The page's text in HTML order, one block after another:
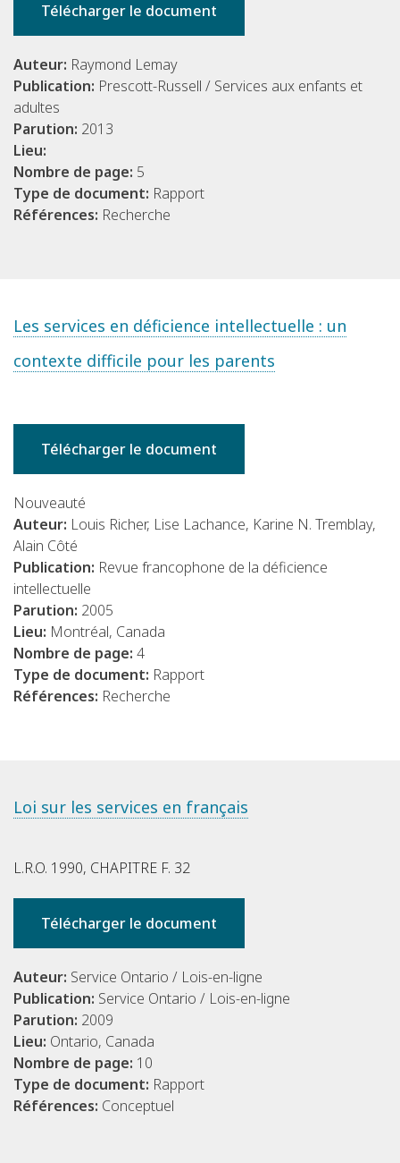
Télécharger le document
Auteur: Raymond Lemay
Publication: Prescott-Russell / Services aux enfants et
adultes
Parution: 2013
Lieu:
Nombre de page: 5
Type de document: Rapport
Références: Recherche
Les services en déficience intellectuelle : un
contexte difficile pour les parents
Télécharger le document
Nouveauté
Auteur: Louis Richer, Lise Lachance, Karine N. Tremblay,
Alain Côté
Publication: Revue francophone de la déficience
intellectuelle
Parution: 2005
Lieu: Montréal, Canada
Nombre de page: 4
Type de document: Rapport
Références: Recherche
Loi sur les services en français
L.R.O. 1990, CHAPITRE F. 32
Télécharger le document
Auteur: Service Ontario / Lois-en-ligne
Publication: Service Ontario / Lois-en-ligne
Parution: 2009
Lieu: Ontario, Canada
Nombre de page: 10
Type de document: Rapport
Références: Conceptuel